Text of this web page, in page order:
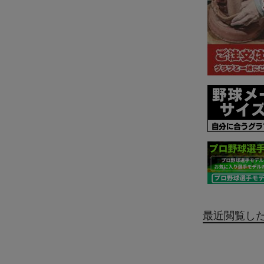
最近閲覧し